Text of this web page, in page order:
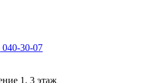
30-07
1, 3 этаж